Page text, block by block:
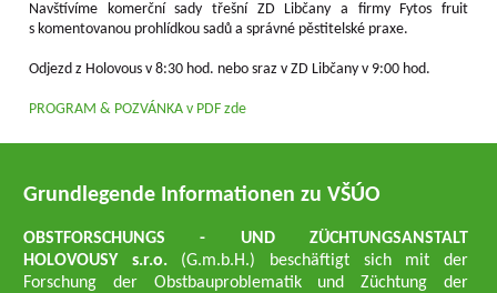
Navštívíme komerční sady třešní ZD Libčany a firmy Fytos fruit
s komentovanou prohlídkou sadů a správné pěstitelské praxe.
Odjezd z Holovous v 8:30 hod. nebo sraz v ZD Libčany v 9:00 hod.
PROGRAM & POZVÁNKA v PDF zde
Grundlegende Informationen zu VŠÚO
OBSTFORSCHUNGS - UND ZÜCHTUNGSANSTALT
HOLOVOUSY s.r.o. (G.m.b.H.) beschäftigt sich mit der
Forschung der Obstbauproblematik und Züchtung der